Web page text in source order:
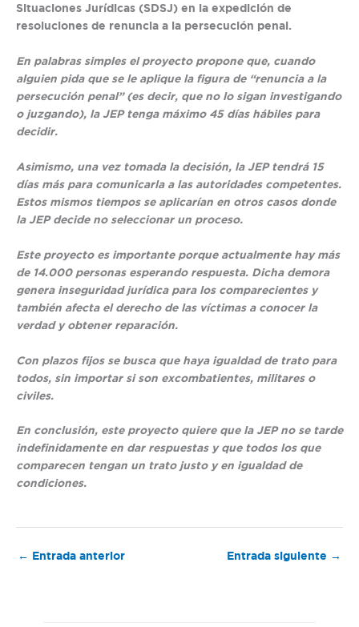
Situaciones Jurídicas (SDSJ) en la expedición de
resoluciones de renuncia a la persecución penal.
En palabras simples el proyecto propone que, cuando
alguien pida que se le aplique la figura de “renuncia a la
persecución penal” (es decir, que no lo sigan investigando
o juzgando), la JEP tenga máximo 45 días hábiles para
decidir.
Asimismo, una vez tomada la decisión, la JEP tendrá 15
días más para comunicarla a las autoridades competentes.
Estos mismos tiempos se aplicarían en otros casos donde
la JEP decide no seleccionar un proceso.
Este proyecto es importante porque actualmente hay más
de 14.000 personas esperando respuesta. Dicha demora
genera inseguridad jurídica para los comparecientes y
también afecta el derecho de las víctimas a conocer la
verdad y obtener reparación.
Con plazos fijos se busca que haya igualdad de trato para
todos, sin importar si son excombatientes, militares o
civiles.
En conclusión, este proyecto quiere que la JEP no se tarde
indefinidamente en dar respuestas y que todos los que
comparecen tengan un trato justo y en igualdad de
condiciones.
← Entrada anterior Entrada siguiente →